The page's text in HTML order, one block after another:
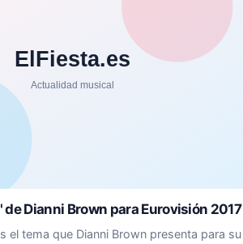
de Dianni Brown para Eurovisión 2017
el tema que Dianni Brown presenta para su